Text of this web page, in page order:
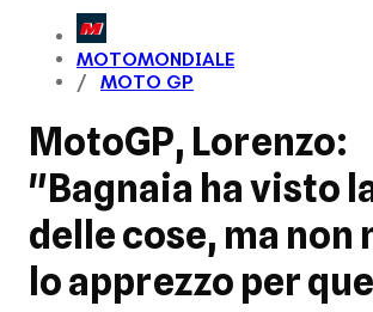
MOTOMONDIALE
MOTO GP
MotoGP, Lorenzo:
"Bagnaia ha visto
delle cose, ma non
lo apprezzo per